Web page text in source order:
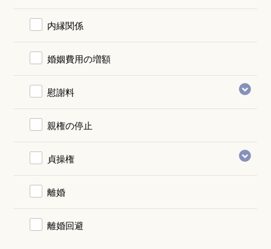
内縁関係
婚姻費用の増額
慰謝料
親権の停止
貞操権
離婚
離婚回避